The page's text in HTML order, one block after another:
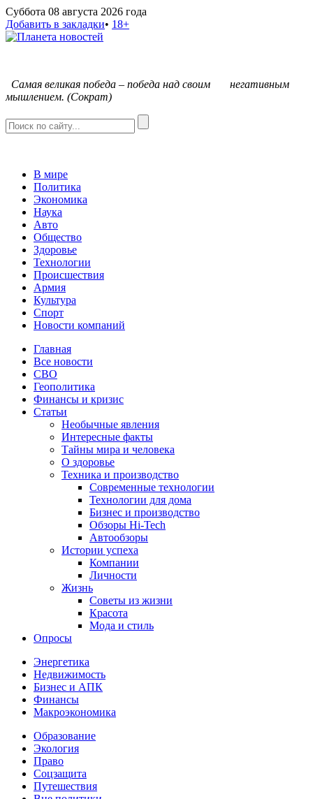
Суббота 08 августа 2026 года
Добавить в закладки• 18+
Самая великая победа – победа над своим негативным
мышлением. (Сократ)
В мире
Политика
Экономика
Наука
Авто
Общество
Здоровье
Технологии
Происшествия
Армия
Культура
Спорт
Новости компаний
Главная
Все новости
СВО
Геополитика
Финансы и кризис
Статьи
Необычные явления
Интересные факты
Тайны мира и человека
О здоровье
Техника и производство
Современные технологии
Технологии для дома
Бизнес и производство
Обзоры Hi-Tech
Автообзоры
Истории успеха
Компании
Личности
Жизнь
Советы из жизни
Красота
Мода и стиль
Опросы
Энергетика
Недвижимость
Бизнес и АПК
Финансы
Макроэкономика
Образование
Экология
Право
Соцзащита
Путешествия